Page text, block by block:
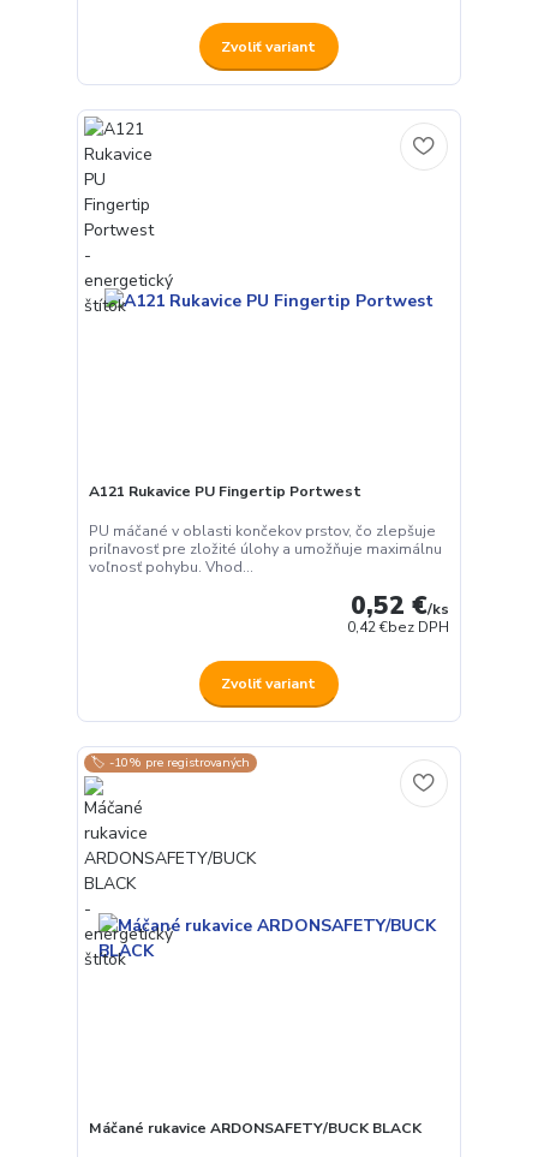
Zvoliť variant
A121 Rukavice PU Fingertip Portwest
PU máčané v oblasti končekov prstov, čo zlepšuje
priľnavosť pre zložité úlohy a umožňuje maximálnu
voľnosť pohybu. Vhod...
0,52 €/ks
0,42 €bez DPH
Zvoliť variant
🏷️ -10% pre registrovaných
Máčané rukavice ARDONSAFETY/BUCK BLACK